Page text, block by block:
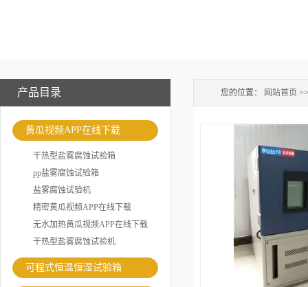
产品目录
黄瓜视频APP在线下载
干热型盐雾腐蚀试验箱
pp盐雾腐蚀试验箱
盐雾腐蚀试验机
精密黄瓜视频APP在线下载
无水加热黄瓜视频APP在线下载
干热型盐雾腐蚀试验机
可程式恒温恒湿试验箱
您的位置： 网站首页